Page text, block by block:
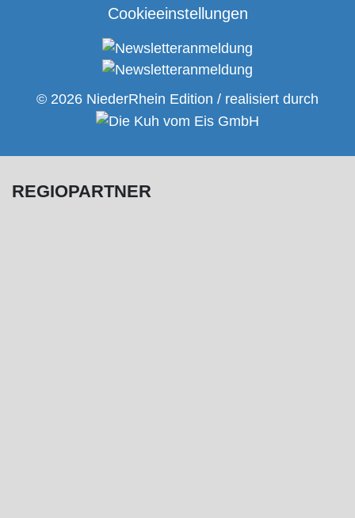
Cookieeinstellungen
© 2026 NiederRhein Edition / realisiert durch
REGIOPARTNER